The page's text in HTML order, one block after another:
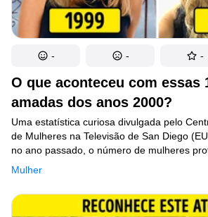
O que aconteceu com essas
amadas dos anos 2000?
Mulher
Uma estatística curiosa divulgada pelo
de Mulheres na Televisão de San Diego
no ano passado, o número de mulheres
diminuiu 5% na comparação com 2016. No
uma olhada no passado, encontraremos
incríveis de garotas que realmente
nossos corações com seu charme e beleza.
- - -